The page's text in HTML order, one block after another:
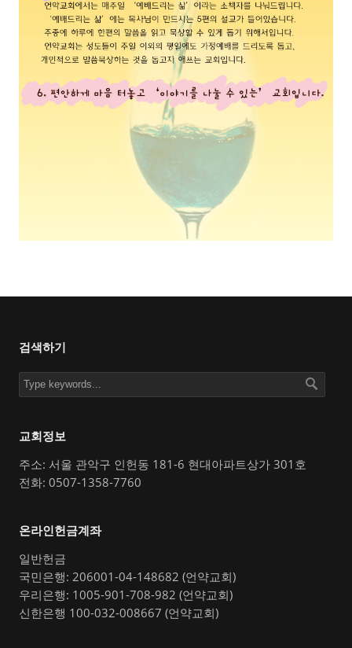
검색하기
교회정보
주소: 서울 관악구 인헌동 181-6 현대아파트상가 301호
전화: 0507-1358-7760
온라인헌금계좌
일반헌금
국민은행: 206001-04-148682 (언약교회)
우리은행: 1005-901-708-982 (언약교회)
신한은행 100-032-008667 (언약교회)